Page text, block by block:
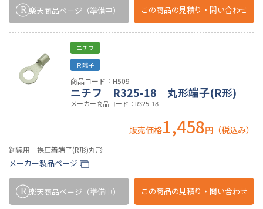
楽天商品ページ （準備中） この商品の見積り・問い合わせ
ニチフ
Ｒ端子
商品コード：H509
ニチフ R325-18 丸形端子(R形)
メーカー商品コード：R325-18
販売価格1,458円（税込み）
銅線用 裸圧着端子(R形)丸形
メーカー製品ページ
楽天商品ページ （準備中） この商品の見積り・問い合わせ